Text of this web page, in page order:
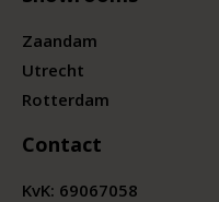
Zaandam
Utrecht
Rotterdam
Contact
KvK: 69067058